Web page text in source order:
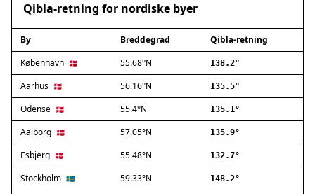
Sønderborg
Holbæk
Svendborg
Hjørring
Frederikshavn
Nørresundby
Haderslev
Albertslund
Allerød
Ballerup
Qibla-retning for nordiske byer
By Breddegrad
Qibla-retning
København 🇩🇰 55.68°N 138.2°
Aarhus 🇩🇰 56.16°N 135.5°
Odense 🇩🇰 55.4°N 135.1°
Aalborg 🇩🇰 57.05°N 135.9°
Esbjerg 🇩🇰 55.48°N 132.7°
Stockholm 🇸🇪 59.33°N 148.2°